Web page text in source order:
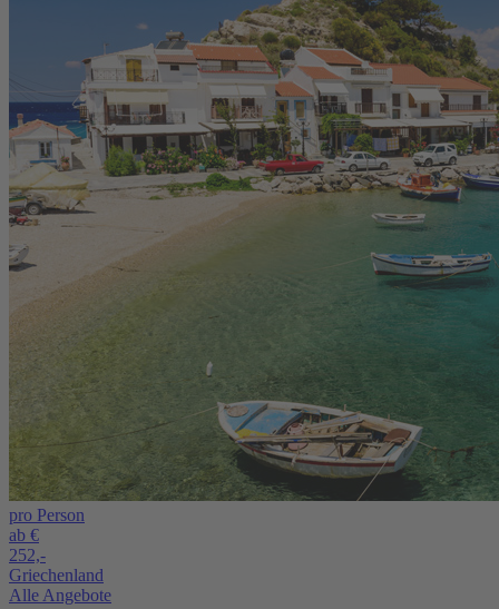
pro Person
ab €
252,-
Griechenland
Alle Angebote